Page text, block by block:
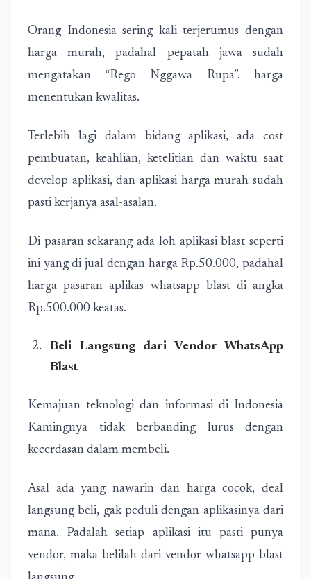
Orang Indonesia sering kali terjerumus dengan
harga murah, padahal pepatah jawa sudah
mengatakan “Rego Nggawa Rupa”. harga
menentukan kwalitas.
Terlebih lagi dalam bidang aplikasi, ada cost
pembuatan, keahlian, ketelitian dan waktu saat
develop aplikasi, dan aplikasi harga murah sudah
pasti kerjanya asal-asalan.
Di pasaran sekarang ada loh aplikasi blast seperti
ini yang di jual dengan harga Rp.50.000, padahal
harga pasaran aplikas whatsapp blast di angka
Rp.500.000 keatas.
Beli Langsung dari Vendor WhatsApp
Blast
Kemajuan teknologi dan informasi di Indonesia
Kamingnya tidak berbanding lurus dengan
kecerdasan dalam membeli.
Asal ada yang nawarin dan harga cocok, deal
langsung beli, gak peduli dengan aplikasinya dari
mana. Padalah setiap aplikasi itu pasti punya
vendor, maka belilah dari vendor whatsapp blast